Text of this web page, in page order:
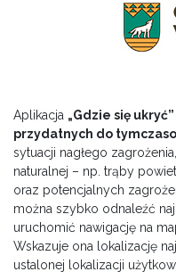
Aplikacja „Gdzie się ukryć”
przydatnych do
sytuacji nagłego
naturalnej – np. trąby
oraz potencjalnych
można szybko odnaleźć
uruchomić nawigację na
Wskazuje ona lokalizację
ustalonej lokalizacji